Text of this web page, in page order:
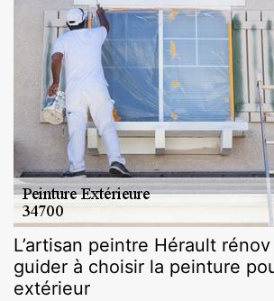
L’artisan peintre Hérault
guider à choisir la peinture
extérieur